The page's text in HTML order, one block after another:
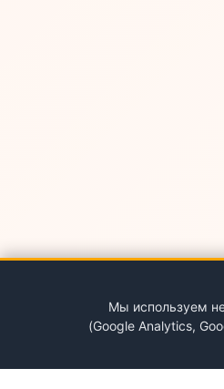
Мы используем
(Google Analytics,